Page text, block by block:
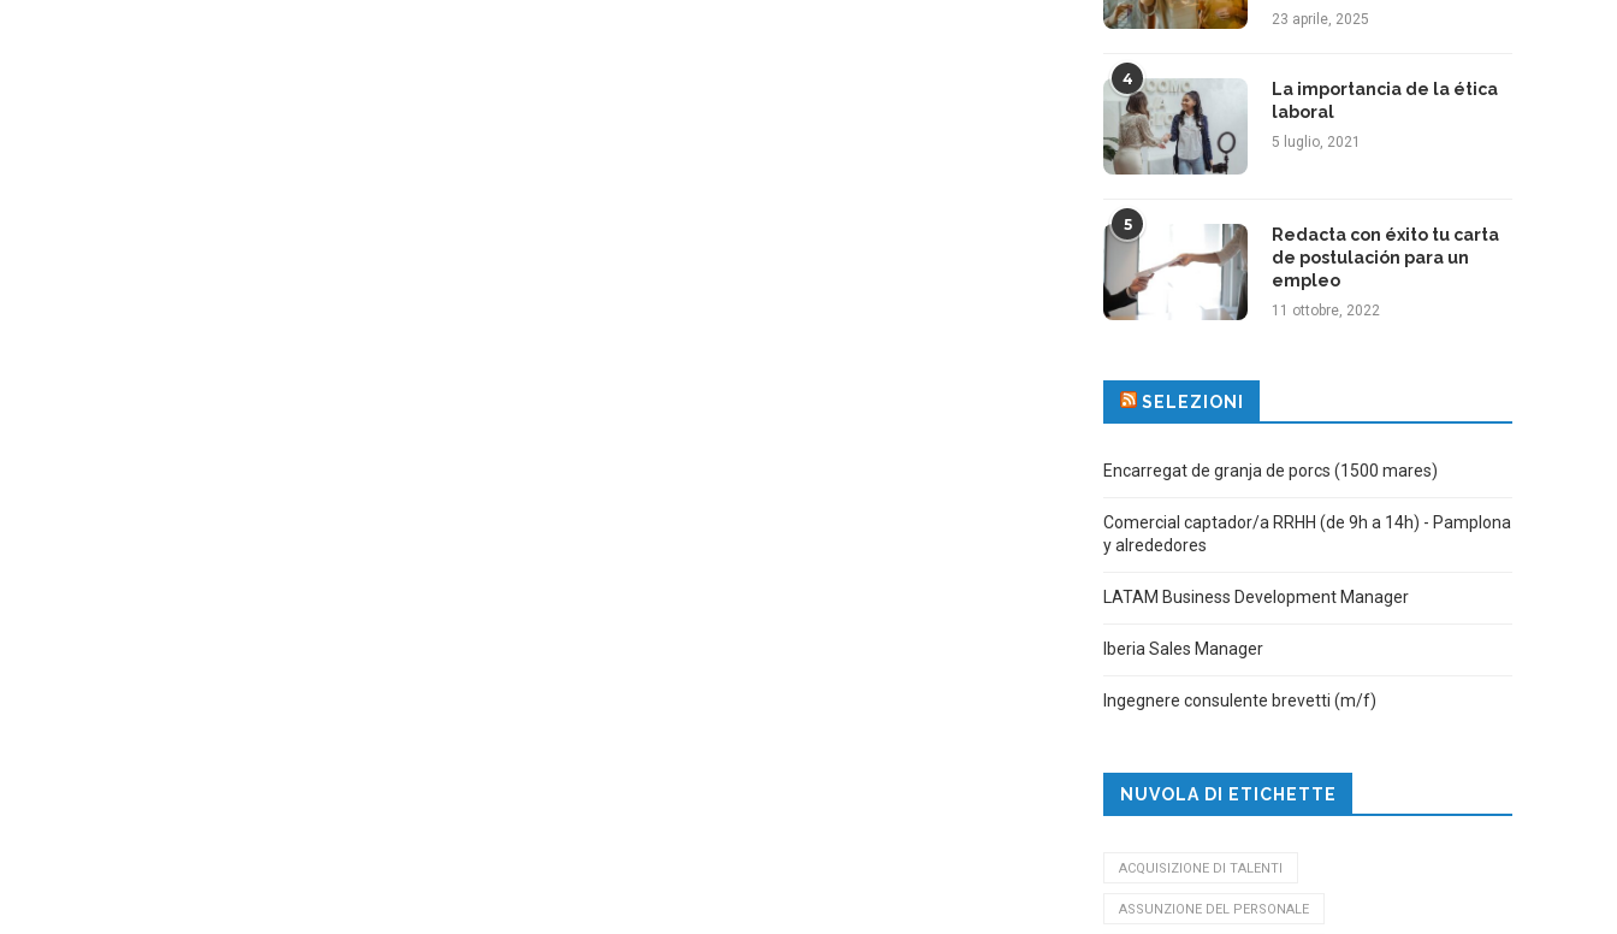
23 aprile, 2025
4
La importancia de la ética
laboral
5 luglio, 2021
5
Redacta con éxito tu carta
de postulación para un
empleo
11 ottobre, 2022
SELEZIONI
Encarregat de granja de porcs (1500 mares)
Comercial captador/a RRHH (de 9h a 14h) - Pamplona
y alrededores
LATAM Business Development Manager
Iberia Sales Manager
Ingegnere consulente brevetti (m/f)
NUVOLA DI ETICHETTE
ACQUISIZIONE DI TALENTI
ASSUNZIONE DEL PERSONALE